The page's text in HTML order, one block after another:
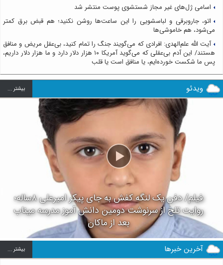
اسامی ژل‌های غیر مجاز شستشوی پوست منتشر شد
اتو، جاروبرقی و لباسشویی را این ساعت‌ها روشن نکنید؛ هم قبض برق کمتر
می‌شود، هم خاموشی‌ها
آیت الله علم‌الهدی: افرادی که می‌گویند جنگ را تمام کنید، بی‌عقل مریض و منافق
هستند/ این آدم بی‌عقلی که می‌گوید آمریکا ۱۰ هزار دلار دارد و ما هزار دلار داریم،
پس ما شکست خورده‌ایم، یا منافق است یا قلب
ویدئو بيشتر ...
فیلم/ دفن یک لنگه کفش به جای پیکر امیرعلی ۸ساله؛
روایت تلخ از سرنوشت دومین دانش آموز مدرسه میناب
بعد از ماکان
آخرین خبرها بيشتر ...